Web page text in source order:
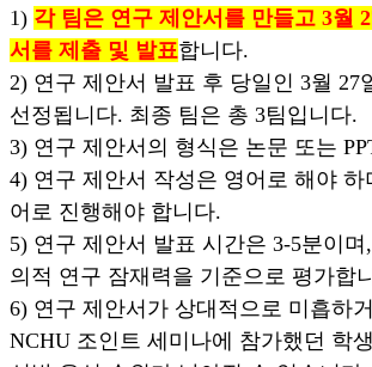
1) 각 팀은 연구 제안서를 만들고 3월
서를 제출 및 발표합니다.
2) 연구 제안서 발표 후 당일인 3월 27
선정됩니다. 최종 팀은 총 3팀입니다.
3) 연구 제안서의 형식은 논문 또는
4) 연구 제안서 작성은 영어로 해야 하
어로 진행해야 합니다.
5) 연구 제안서 발표 시간은 3-5분이
의적 연구 잠재력을 기준으로 평가합
6) 연구 제안서가 상대적으로 미흡하
NCHU 조인트 세미나에 참가했던 학